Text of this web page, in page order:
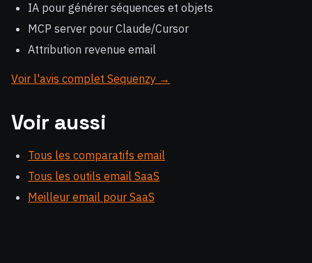
IA pour générer séquences et objets
MCP server pour Claude/Cursor
Attribution revenue email
Voir l'avis complet Sequenzy →
Voir aussi
Tous les comparatifs email
Tous les outils email SaaS
Meilleur email pour SaaS